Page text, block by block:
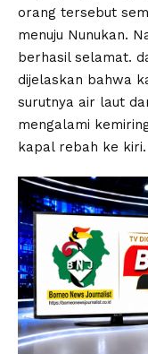
orang tersebut
menuju Nunukan.
berhasil selamat.
dijelaskan bahwa
surutnya air laut
mengalami
kapal rebah ke kiri.